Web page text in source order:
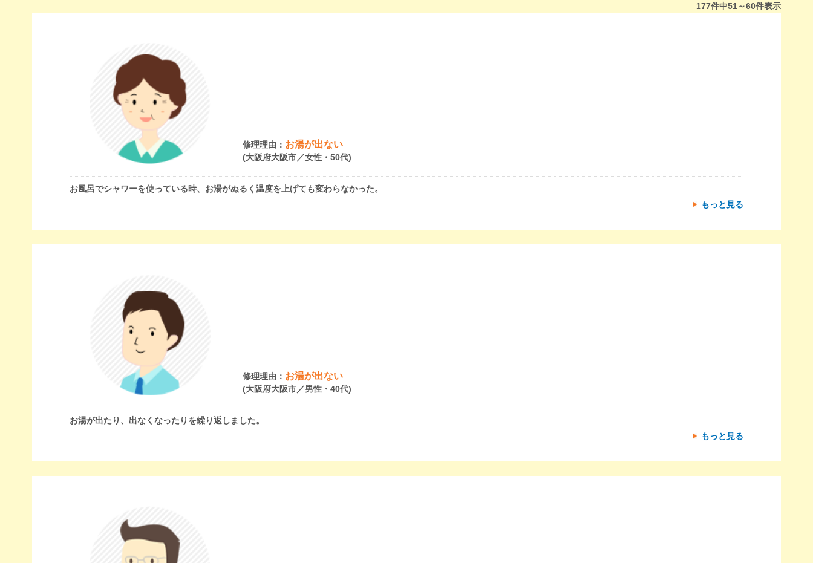
177件中51～60件表示
修理理由： お湯が出ない
(大阪府大阪市／女性・50代)
お風呂でシャワーを使っている時、お湯がぬるく温度を上げても変わらなかった。
もっと見る
修理理由： お湯が出ない
(大阪府大阪市／男性・40代)
お湯が出たり、出なくなったりを繰り返しました。
もっと見る